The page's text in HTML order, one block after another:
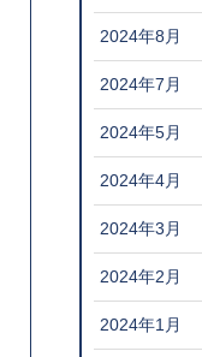
2024年8月
2024年7月
2024年5月
2024年4月
2024年3月
2024年2月
2024年1月